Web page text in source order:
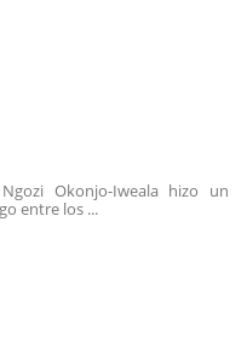
Okonjo-Iweala hizo un
entre los ...